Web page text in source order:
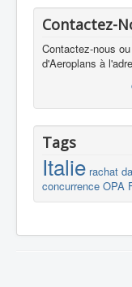
Contactez-
Contactez-nous
d'Aeroplans à
Tags
Italie rachat
concurrence OPA